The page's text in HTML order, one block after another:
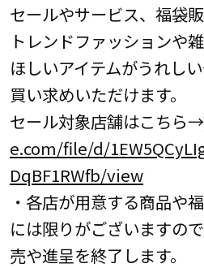
セールやサービス、福袋販
トレンドファッションや
ほしいアイテムがうれし
買い求めいただけます。
セール対象店舗はこちら→
e.com/file/d/
DqBF1RWfb/view
・各店が用意する商品や
には限りがございますの
売や進呈を終了します。